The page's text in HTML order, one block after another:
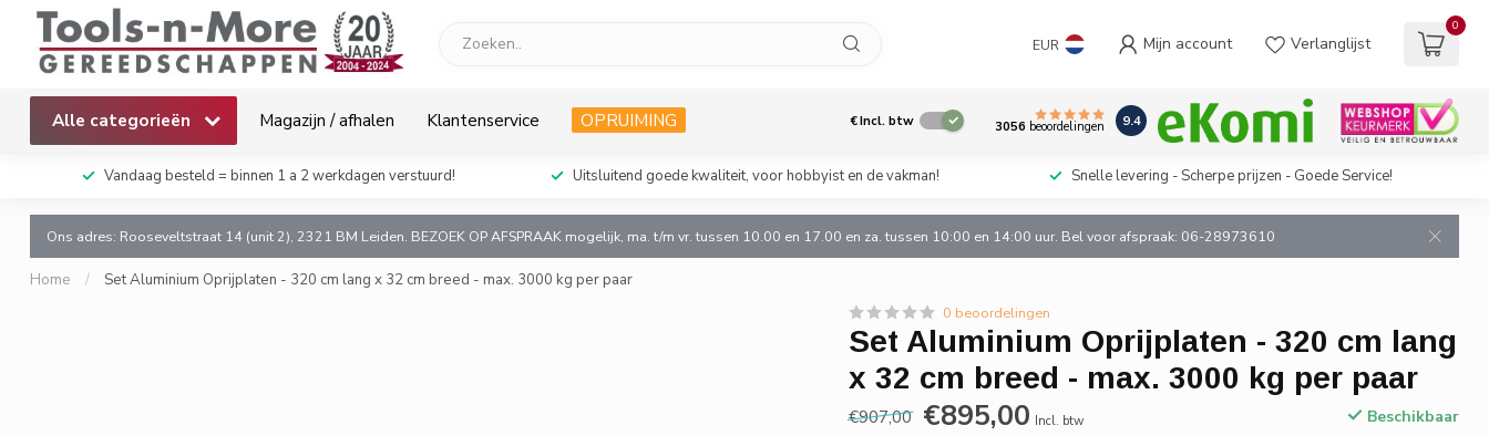
EUR Mijn account Verlanglijst
0
Alle categorieën Magazijn / afhalen Klantenservice OPRUIMING €Incl. btw 3056 beoordelingen 9.4
Vandaag besteld = binnen 1 a 2 werkdagen verstuurd! Uitsluitend goede kwaliteit, voor hobbyist en de vakman! Snelle levering - Scherpe prijzen - Goede Service!
Ons adres: Rooseveltstraat 14 (unit 2), 2321 BM Leiden. BEZOEK OP AFSPRAAK mogelijk, ma. t/m vr. tussen 10.00 en 17.00 en za. tussen 10:00 en 14:00 uur. Bel voor afspraak: 06-28973610
Home / Set Aluminium Oprijplaten - 320 cm lang x 32 cm breed - max. 3000 kg per paar
0 beoordelingen
Set Aluminium Oprijplaten - 320 cm lang
x 32 cm breed - max. 3000 kg per paar
€907,00 €895,00 Incl. btw Beschikbaar